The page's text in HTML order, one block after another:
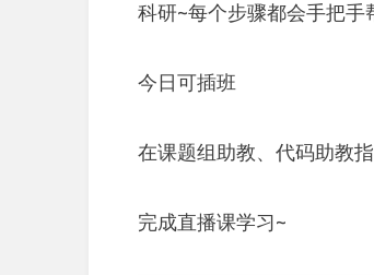
科研~每个步骤都会手把
今日可插班
在课题组助教、代码助教
完成直播课学习~